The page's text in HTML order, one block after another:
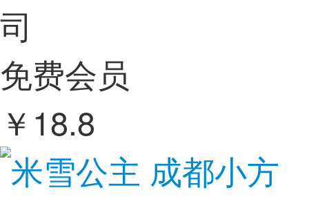
司
免费会员
￥ 18.8